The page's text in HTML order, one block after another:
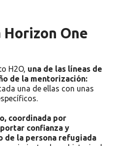
Horizon One
H2O, una de las líneas de
de la mentorización:
una de ellas con unas
coordinada por
confianza y
de la persona refugiada